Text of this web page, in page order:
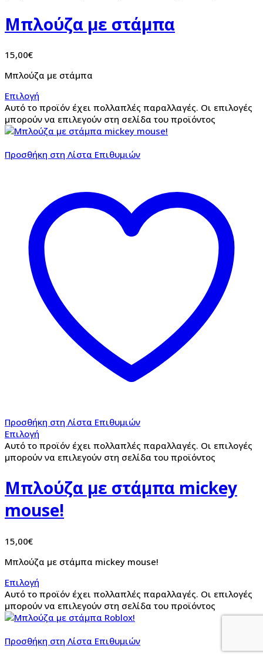
Μπλούζα με στάμπα
15,00€
Μπλούζα με στάμπα
Επιλογή
Αυτό το προϊόν έχει πολλαπλές παραλλαγές. Οι επιλογές
μπορούν να επιλεγούν στη σελίδα του προϊόντος
Προσθήκη στη Λίστα Επιθυμιών
Προσθήκη στη Λίστα Επιθυμιών
Επιλογή
Αυτό το προϊόν έχει πολλαπλές παραλλαγές. Οι επιλογές
μπορούν να επιλεγούν στη σελίδα του προϊόντος
Μπλούζα με στάμπα mickey
mouse!
15,00€
Μπλούζα με στάμπα mickey mouse!
Επιλογή
Αυτό το προϊόν έχει πολλαπλές παραλλαγές. Οι επιλογές
μπορούν να επιλεγούν στη σελίδα του προϊόντος
Προσθήκη στη Λίστα Επιθυμιών